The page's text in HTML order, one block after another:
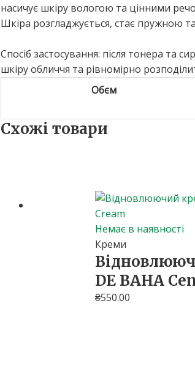
насичує шкіру вологою та цінними
Шкіра розгладжується, стає пружною
Спосіб застосування: після тонера та
шкіру обличчя та рівномірно
Обєм
Схожі товари
Немає в наявності
Креми
DE BAHA
₴550.00